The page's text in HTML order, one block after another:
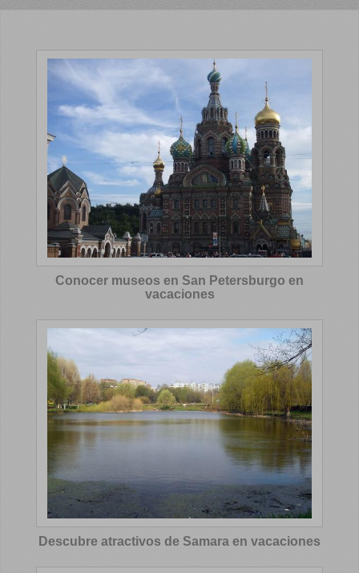
Conocer museos en San Petersburgo en
vacaciones
Descubre atractivos de Samara en vacaciones